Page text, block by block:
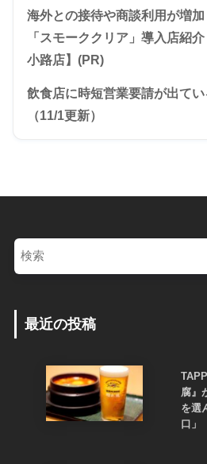
海外との接待や商談利用が増
「スモーククリア」導入店紹
小路店】(PR)
飲食店に時短営業要請が出て
（11/1更新）
最近の投稿
腐』
を選
口」